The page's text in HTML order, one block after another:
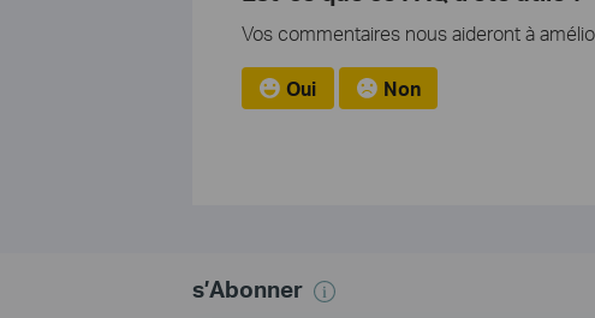
Vos commentaires nous aideront à
Oui Non
s’Abonner